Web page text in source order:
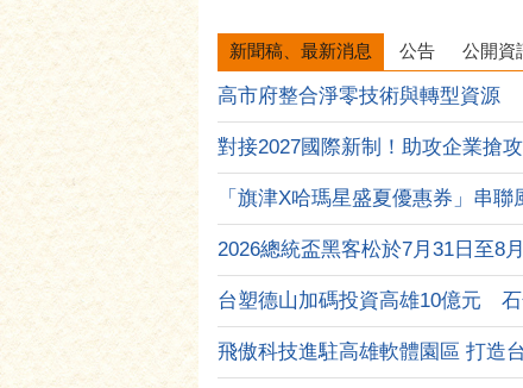
新聞稿、最新消息 公告 公開資
對接2027國際新制！助攻企業搶
「旗津X哈瑪星盛夏優惠券」串
2026總統盃黑客松於7月31日至8